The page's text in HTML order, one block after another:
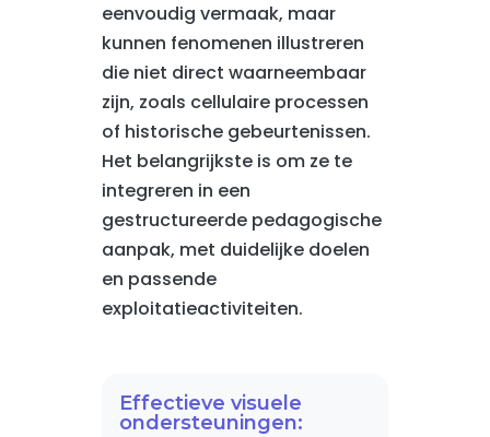
eenvoudig vermaak, maar
kunnen fenomenen illustreren
die niet direct waarneembaar
zijn, zoals cellulaire processen
of historische gebeurtenissen.
Het belangrijkste is om ze te
integreren in een
gestructureerde pedagogische
aanpak, met duidelijke doelen
en passende
exploitatieactiviteiten.
Effectieve visuele
ondersteuningen: